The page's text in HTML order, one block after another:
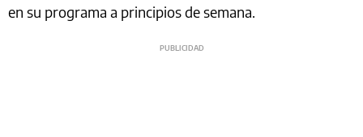
en su programa a principios de semana.